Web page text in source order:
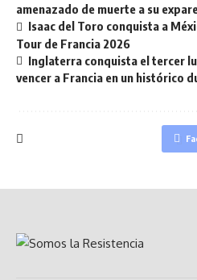
amenazado de muerte a su
Isaac del Toro conquista a
Tour de Francia 2026
Inglaterra conquista el tercer
vencer a Francia en un histórico